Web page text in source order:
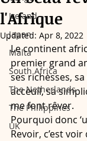
Ireland
Japan
Malta
South Africa
The Netherlands
The Philippines
UK
l'Afrique
Updated: Apr 8, 2022
Le continent
premier grand
ses richèsses,
acceuil, sa
me font rêver.
Pourquoi donc
Revoir, c’est